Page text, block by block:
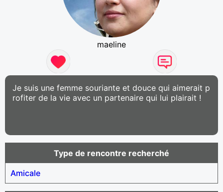
maeline
Je suis une femme souriante et douce qui aimerait p
rofiter de la vie avec un partenaire qui lui plairait !
Type de rencontre recherché
Amicale